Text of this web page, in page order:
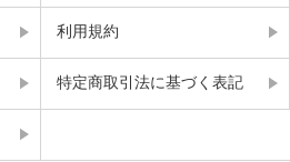
利用規約
特定商取引法に基づく表記